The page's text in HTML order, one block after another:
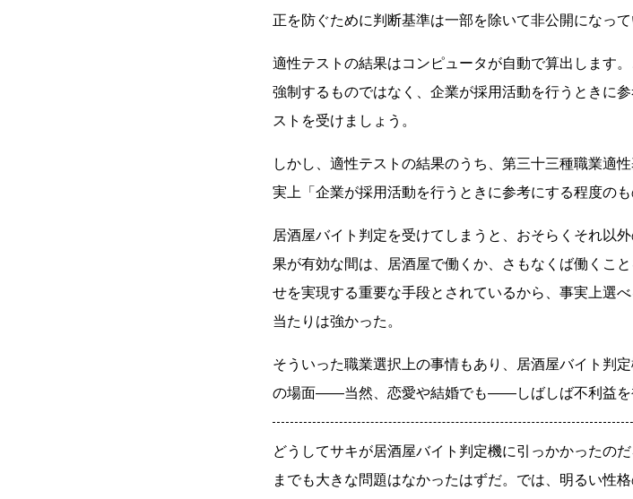
正を防ぐために判断基準は一部を除いて非公開になって
適性テストの結果はコンピュータが自動で算出します
強制するものではなく、企業が採用活動を行うときに
ストを受けましょう。
しかし、適性テストの結果のうち、第三十三種職業適
実上「企業が採用活動を行うときに参考にする程度のも
居酒屋バイト判定を受けてしまうと、おそらくそれ以
果が有効な間は、居酒屋で働くか、さもなくば働くこ
せを実現する重要な手段とされているから、事実上選
当たりは強かった。
そういった職業選択上の事情もあり、居酒屋バイト判
の場面――当然、恋愛や結婚でも――しばしば不利益
どうしてサキが居酒屋バイト判定機に引っかかったの
までも大きな問題はなかったはずだ。では、明るい性